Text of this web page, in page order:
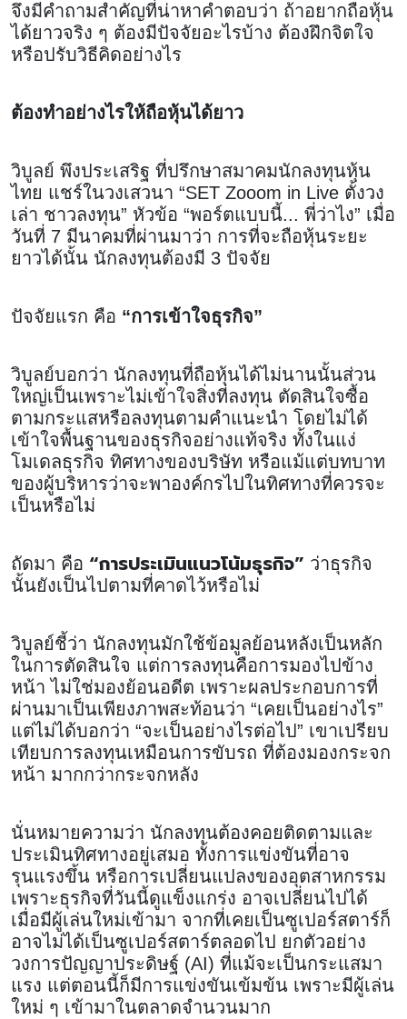
จึงมีคำถามสำคัญที่น่าหาคำตอบว่า ถ้าอยากถือหุ้น
ได้ยาวจริง ๆ ต้องมีปัจจัยอะไรบ้าง ต้องฝึกจิตใจ
หรือปรับวิธีคิดอย่างไร
ต้องทำอย่างไรให้ถือหุ้นได้ยาว
วิบูลย์ พึงประเสริฐ ที่ปรึกษาสมาคมนักลงทุนหุ้น
ไทย แชร์ในวงเสวนา “SET Zooom in Live ตั้งวง
เล่า ชาวลงทุน” หัวข้อ “พอร์ตแบบนี้... พี่ว่าไง” เมื่อ
วันที่ 7 มีนาคมที่ผ่านมาว่า การที่จะถือหุ้นระยะ
ยาวได้นั้น นักลงทุนต้องมี 3 ปัจจัย
ปัจจัยแรก คือ “การเข้าใจธุรกิจ”
วิบูลย์บอกว่า นักลงทุนที่ถือหุ้นได้ไม่นานนั้นส่วน
ใหญ่เป็นเพราะไม่เข้าใจสิ่งที่ลงทุน ตัดสินใจซื้อ
ตามกระแสหรือลงทุนตามคำแนะนำ โดยไม่ได้
เข้าใจพื้นฐานของธุรกิจอย่างแท้จริง ทั้งในแง่
โมเดลธุรกิจ ทิศทางของบริษัท หรือแม้แต่บทบาท
ของผู้บริหารว่าจะพาองค์กรไปในทิศทางที่ควรจะ
เป็นหรือไม่
ถัดมา คือ “การประเมินแนวโน้มธุรกิจ” ว่าธุรกิจ
นั้นยังเป็นไปตามที่คาดไว้หรือไม่
วิบูลย์ชี้ว่า นักลงทุนมักใช้ข้อมูลย้อนหลังเป็นหลัก
ในการตัดสินใจ แต่การลงทุนคือการมองไปข้าง
หน้า ไม่ใช่มองย้อนอดีต เพราะผลประกอบการที่
ผ่านมาเป็นเพียงภาพสะท้อนว่า “เคยเป็นอย่างไร”
แต่ไม่ได้บอกว่า “จะเป็นอย่างไรต่อไป” เขาเปรียบ
เทียบการลงทุนเหมือนการขับรถ ที่ต้องมองกระจก
หน้า มากกว่ากระจกหลัง
นั่นหมายความว่า นักลงทุนต้องคอยติดตามและ
ประเมินทิศทางอยู่เสมอ ทั้งการแข่งขันที่อาจ
รุนแรงขึ้น หรือการเปลี่ยนแปลงของอุตสาหกรรม
เพราะธุรกิจที่วันนี้ดูแข็งแกร่ง อาจเปลี่ยนไปได้
เมื่อมีผู้เล่นใหม่เข้ามา จากที่เคยเป็นซูเปอร์สตาร์ก็
อาจไม่ได้เป็นซูเปอร์สตาร์ตลอดไป ยกตัวอย่าง
วงการปัญญาประดิษฐ์ (AI) ที่แม้จะเป็นกระแสมา
แรง แต่ตอนนี้ก็มีการแข่งขันเข้มข้น เพราะมีผู้เล่น
ใหม่ ๆ เข้ามาในตลาดจำนวนมาก